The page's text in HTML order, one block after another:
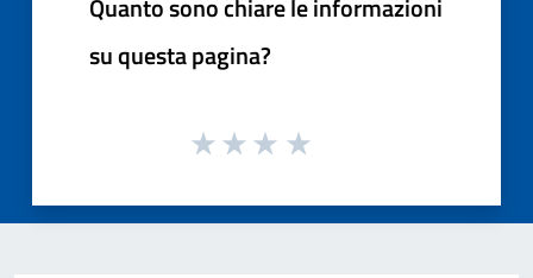
Quanto sono chiare le informazioni
su questa pagina?